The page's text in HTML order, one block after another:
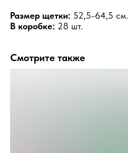
Размер щетки: 52,5-64,5 см.
В коробке: 28 шт.
Смотрите также